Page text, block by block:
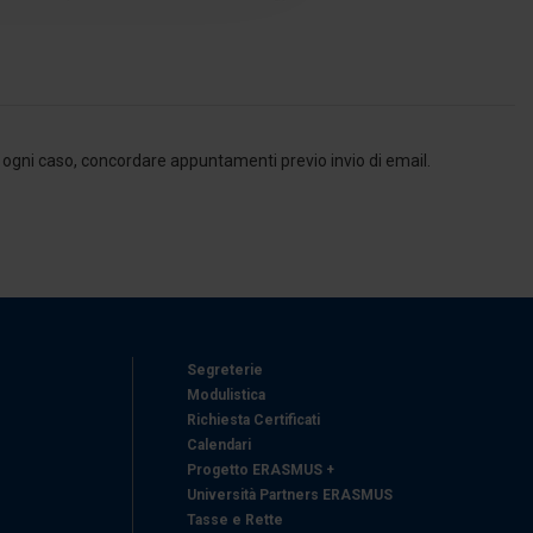
caso, concordare appuntamenti previo invio di email.
Segreterie
Modulistica
Richiesta Certificati
Calendari
Progetto ERASMUS +
Università Partners ERASMUS
Tasse e Rette